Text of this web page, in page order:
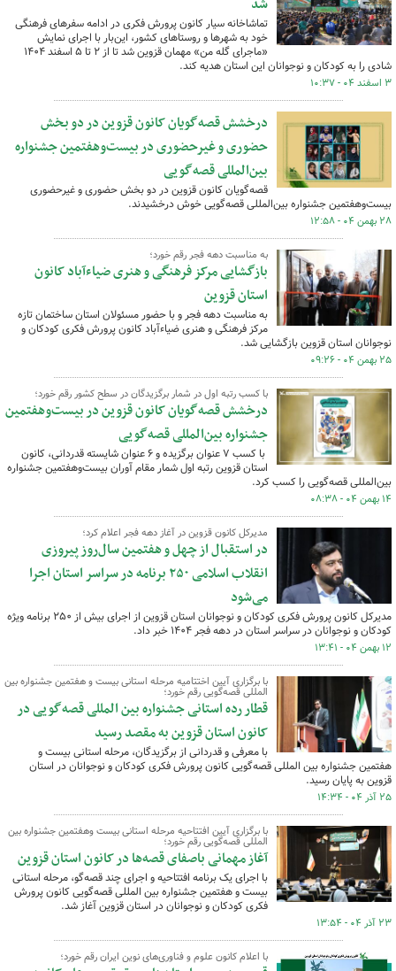
تماشاخانه سیار کانون پرورش فکری در ادامه سفرهای فرهنگی
خود به شهرها و روستاهای کشور، این‌بار با اجرای نمایش
«ماجرای گله من» مهمان قزوین شد تا از ۲ تا ۵ اسفند ۱۴۰۴
شادی را به کودکان و نوجوانان این استان هدیه کند.
۳ اسفند ۰۴ - ۱۰:۳۷
درخشش قصه‌گویان کانون قزوین در دو بخش
حضوری و غیرحضوری در بیست‌وهفتمین جشنواره
بین‌المللی قصه‌گویی
قصه‌گویان کانون قزوین در دو بخش حضوری و غیرحضوری
بیست‌وهفتمین جشنواره بین‌المللی قصه‌گویی خوش درخشیدند.
۲۸ بهمن ۰۴ - ۱۲:۵۸
به مناسبت دهه فجر رقم خورد؛
بازگشایی مرکز فرهنگی و هنری ضیاءآباد کانون
استان قزوین
به مناسبت دهه فجر و با حضور مسئولان استان ساختمان تازه
مرکز فرهنگی و هنری ضیاءآباد کانون پرورش فکری کودکان و
نوجوانان استان قزوین بازگشایی شد.
۲۵ بهمن ۰۴ - ۰۹:۲۶
با کسب رتبه اول در شمار برگزیدگان در سطح کشور رقم خورد؛
درخشش قصه‌گویان کانون قزوین در بیست‌وهفتمین
جشنواره بین‌المللی قصه‌گویی
با کسب ۷ عنوان برگزیده و ۶ عنوان شایسته قدردانی، کانون
استان قزوین رتبه اول شمار مقام آوران بیست‌وهفتمین جشنواره
بین‌المللی قصه‌گویی را کسب کرد.
۱۴ بهمن ۰۴ - ۰۸:۳۸
مدیرکل کانون قزوین در آغاز دهه فجر اعلام کرد؛
در استقبال از چهل و هفتمین سال‌روز پیروزی
انقلاب اسلامی ۲۵۰ برنامه در سراسر استان اجرا
می‌شود
مدیرکل کانون پرورش فکری کودکان و نوجوانان استان قزوین از اجرای بیش از ۲۵۰ برنامه ویژه
کودکان و نوجوانان در سراسر استان در دهه فجر ۱۴۰۴ خبر داد.
۱۲ بهمن ۰۴ - ۱۳:۴۱
با برگزاری آیین اختتامیه مرحله استانی بیست و هفتمین جشنواره بین
المللی قصه‌گویی رقم خورد؛
قطار رده استانی جشنواره بین المللی قصه‌گویی در
کانون استان قزوین به مقصد رسید
با معرفی و قدردانی از برگزیدگان، مرحله استانی بیست و
هفتمین جشنواره بین المللی قصه‌گویی کانون پرورش فکری کودکان و نوجوانان در استان
قزوین به پایان رسید.
۲۵ آذر ۰۴ - ۱۴:۳۴
با برگزاری آیین افتتاحیه مرحله استانی بیست وهفتمین جشنواره بین
المللی قصه‌گویی رقم خورد؛
آغاز مهمانی باصفای قصه‌ها در کانون استان قزوین
با اجرای یک برنامه افتتاحیه و اجرای چند قصه‌گو، مرحله استانی
بیست و هفتمین جشنواره بین المللی قصه‌گویی کانون پرورش
فکری کودکان و نوجوانان در استان قزوین آغاز شد.
۲۳ آذر ۰۴ - ۱۳:۵۴
با اعلام کانون علوم و فناوری‌های نوین ایران رقم خورد؛